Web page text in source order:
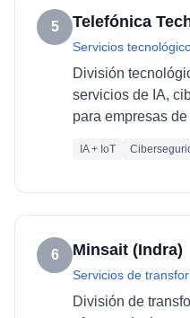
5 Telefónica
Servicios
División
servicios de IA,
para empresas
IA + IoT
6 Minsait (Indra)
Servicios de
División de